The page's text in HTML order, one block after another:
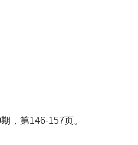
，第146-157页。